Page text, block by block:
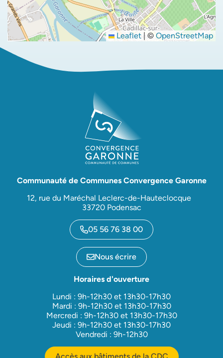
Leaflet |©OpenStreetMap
Communauté de Communes Convergence Garonne
12, rue du Maréchal Leclerc-de-Hauteclocque
33720 Podensac
05 56 76 38 00
Nous écrire
Horaires d'ouverture
Lundi : 9h-12h30 et 13h30-17h30
Mardi : 9h-12h30 et 13h30-17h30
Mercredi : 9h-12h30 et 13h30-17h30
Jeudi : 9h-12h30 et 13h30-17h30
Vendredi : 9h-12h30